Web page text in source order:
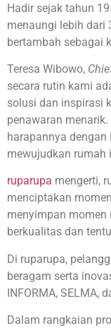
Hadir sejak tahun
menaungi lebih dari
bertambah sebagai
Teresa Wibowo,
secara rutin kami
solusi dan inspirasi
penawaran
harapannya
mewujudkan rumah
ruparupa mengerti,
menciptakan
menyimpan
berkualitas dan
Di ruparupa,
beragam serta
INFORMA, SELMA,
Dalam rangkaian